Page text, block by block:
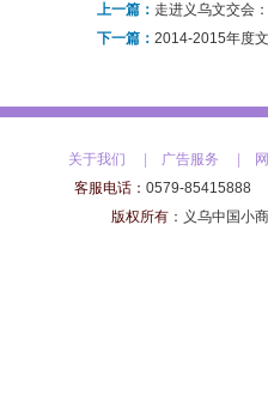
上一篇： 走进义乌文交会
下一篇：
关于我们 广告服务
客服电话： 0579-85415888
版权所有： 义乌中国小